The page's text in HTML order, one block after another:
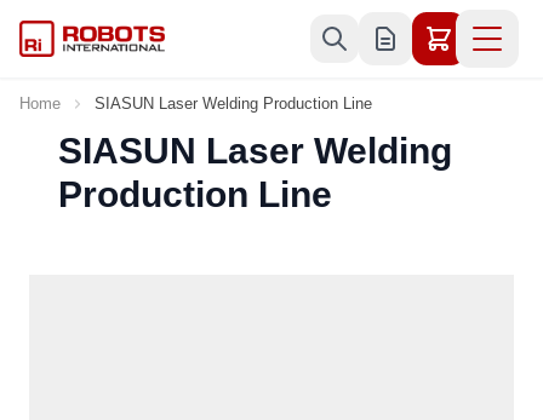
Home SIASUN Laser Welding Production Line
SIASUN Laser Welding
Production Line